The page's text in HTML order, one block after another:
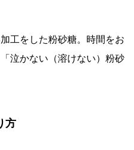
工をした粉砂糖。時間をお
泣かない（溶けない）粉砂
方